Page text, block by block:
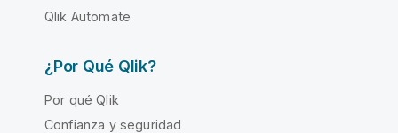
Qlik Automate
¿Por Qué Qlik?
Por qué Qlik
Confianza y seguridad